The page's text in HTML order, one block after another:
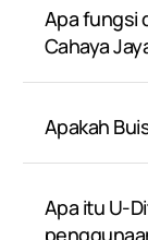
Apa fungsi
Cahaya
Apakah
Apa itu U-